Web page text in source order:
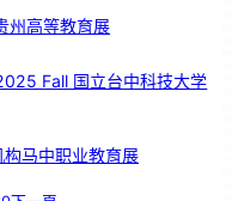
州高等教育展
Fall 国立台中科技大学
构马中职业教育展